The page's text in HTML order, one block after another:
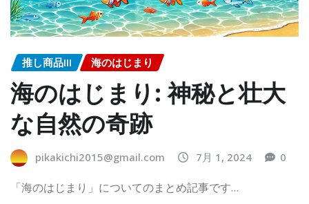
推し商品III 海のはじまり
海のはじまり: 神秘と壮大
な自然の奇跡
pikakichi2015@gmail.com 7月 1, 2024 0
「海のはじまり」についてのまとめ記事です…